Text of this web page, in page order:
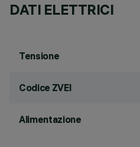
DATI ELETTRICI
Tensione
Codice ZVEI
Alimentazione